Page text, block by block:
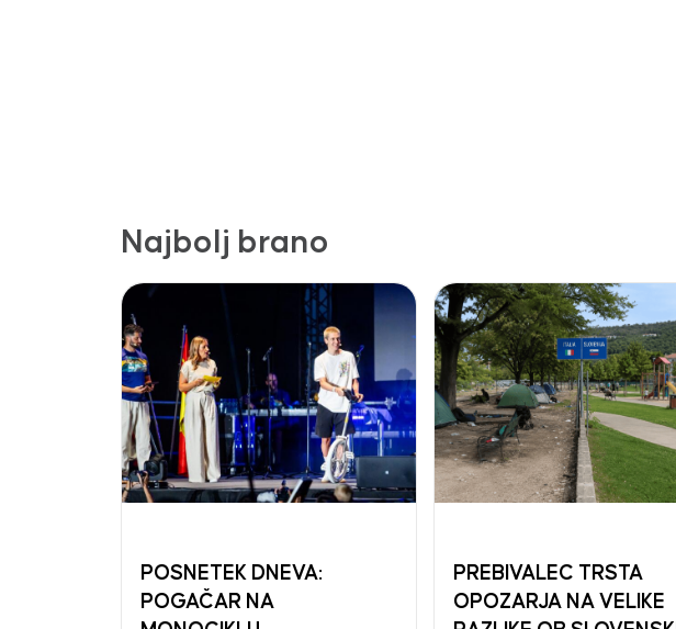
Najbolj brano
POSNETEK DNEVA:
POGAČAR NA
PREBIVALEC TRSTA
OPOZARJA NA VELIKE